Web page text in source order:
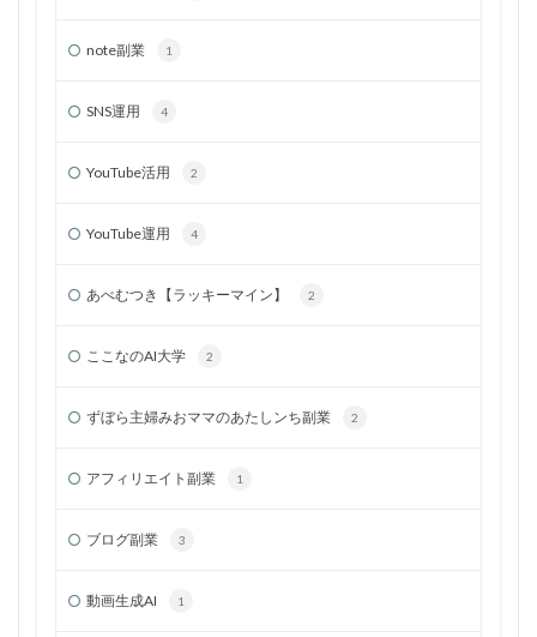
note副業 1
SNS運用 4
YouTube活用 2
YouTube運用 4
あべむつき【ラッキーマイン】 2
ここなのAI大学 2
ずぼら主婦みおママのあたしンち副業 2
アフィリエイト副業 1
ブログ副業 3
動画生成AI 1